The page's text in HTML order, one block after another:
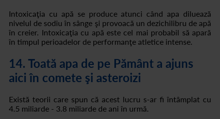
Intoxicaţia cu apă se produce atunci când apa diluează
nivelul de sodiu în sânge şi provoacă un dezichilibru de apă
în creier. Intoxicaţia cu apă este cel mai probabil să apară
în timpul perioadelor de performanţe atletice intense.
14. Toată apa de pe Pământ a ajuns
aici în comete şi asteroizi
Există teorii care spun că acest lucru s-ar fi întâmplat cu
4.5 miliarde - 3.8 miliarde de ani în urmă.